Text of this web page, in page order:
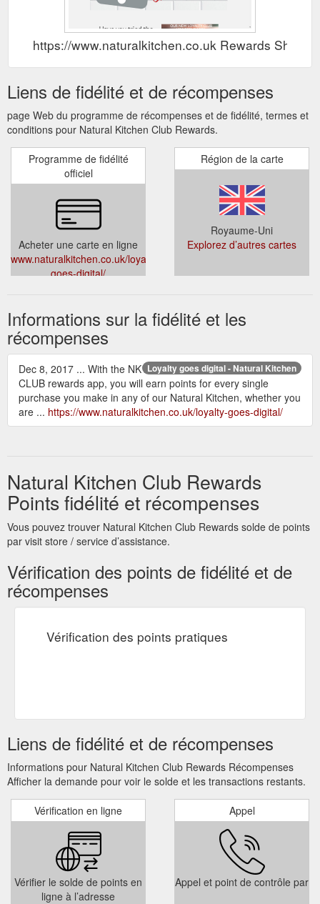
https://www.naturalkitchen.co.uk Rewards Show
Liens de fidélité et de récompenses
page Web du programme de récompenses et de fidélité, termes et
conditions pour Natural Kitchen Club Rewards.
Programme de fidélité
officiel
Acheter une carte en ligne
www.naturalkitchen.co.uk/loyalty-
goes-digital/
Région de la carte
Royaume-Uni
Explorez d’autres cartes
Informations sur la fidélité et les
récompenses
Loyalty goes digital - Natural Kitchen
Dec 8, 2017 ... With the NK
CLUB rewards app, you will earn points for every single
purchase you make in any of our Natural Kitchen, whether you
are ... https://www.naturalkitchen.co.uk/loyalty-goes-digital/
Natural Kitchen Club Rewards
Points fidélité et récompenses
Vous pouvez trouver Natural Kitchen Club Rewards solde de points
par visit store / service d’assistance.
Vérification des points de fidélité et de
récompenses
Vérification des points pratiques
Liens de fidélité et de récompenses
Informations pour Natural Kitchen Club Rewards Récompenses
Afficher la demande pour voir le solde et les transactions restants.
Vérification en ligne
Vérifier le solde de points en
ligne à l’adresse
Appel
Appel et point de contrôle par